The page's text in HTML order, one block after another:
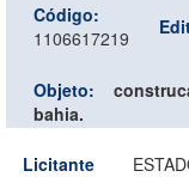
Código:
1106617219
Objeto:
bahia.
Licitante